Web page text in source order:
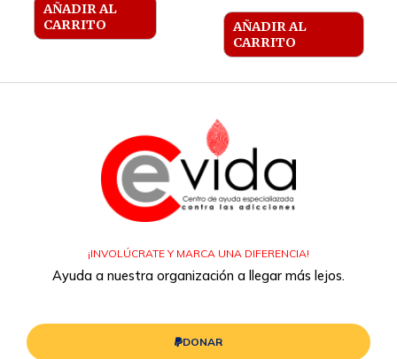
AÑADIR AL
CARRITO
AÑADIR AL
CARRITO
¡INVOLÚCRATE Y MARCA UNA DIFERENCIA!
Ayuda a nuestra organización a llegar más lejos.
DONAR